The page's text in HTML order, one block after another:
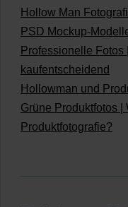
Hollow Man
PSD Mockup-
Professionelle
kaufentscheidend
Hollowman und
Grüne Produktfotos
Produktfotografie?